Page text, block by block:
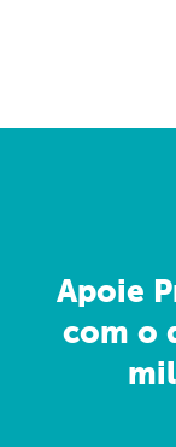
Apoie
com o